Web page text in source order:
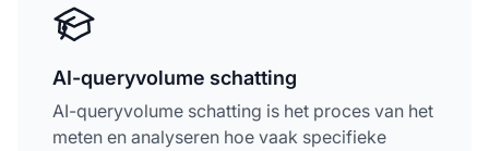
AI-queryvolume schatting
AI-queryvolume schatting is het proces van het
meten en analyseren hoe vaak specifieke